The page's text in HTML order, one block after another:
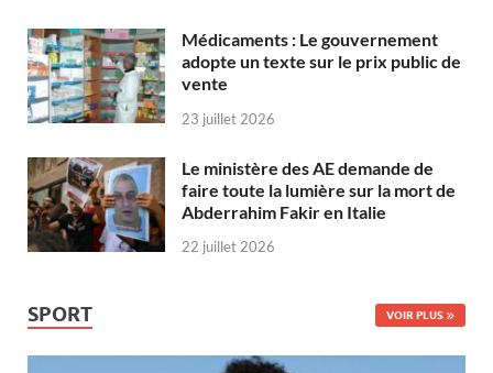
Médicaments : Le gouvernement
adopte un texte sur le prix public de
vente
23 juillet 2026
Le ministère des AE demande de
faire toute la lumière sur la mort de
Abderrahim Fakir en Italie
22 juillet 2026
SPORT VOIR PLUS